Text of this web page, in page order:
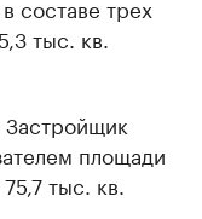
составе трех
тыс. кв.
Застройщик
площади
тыс. кв.